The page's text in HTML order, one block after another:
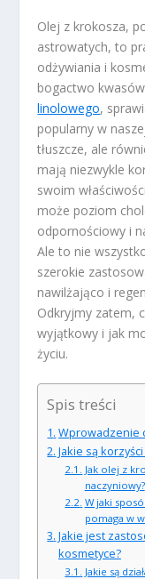
Olej z krokosza,
astrowatych, to
odżywiania i
bogactwo
linolowego,
popularny w
tłuszcze, ale
mają niezwykle
swoim
może poziom
odpornościowy i
Ale to nie
szerokie
nawilżająco i
Odkryjmy zatem,
wyjątkowy i jak
życiu.
Spis treści
Wprowadzenie
Jakie są
Jak olej z
naczyniowy?
W jaki
pomaga w
Jakie jest
kosmetyce?
Jakie są